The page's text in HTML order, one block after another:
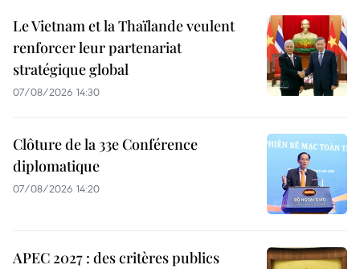
Le Vietnam et la Thaïlande veulent
renforcer leur partenariat
stratégique global
07/08/2026 14:30
Clôture de la 33e Conférence
diplomatique
07/08/2026 14:20
APEC 2027 : des critères publics